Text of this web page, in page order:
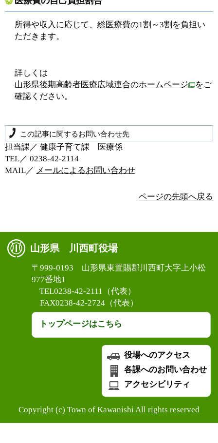
所得や収入に応じて、総医療費の1割～3割を負担い
ただきます。
詳しくは
山形県後期高齢者医療広域連合のホームページ
をご
確認ください。
この記事に関するお問い合わせ先
担当課／ 健康子育て課 医療係
TEL／ 0238‐42‐2114
MAIL／ メールによるお問い合わせ
ページの先頭へ戻る
山形県 川西町役場
〒999-0193 山形県東置賜郡川西町大字上小松
977番地1
TEL0238-42-2111（代表）
FAX0238-42-2724（代表）
トップページはこちら
役場へのアクセス
各課へのお問い合わせ
アクセシビリティ
Copyright (c) Town of Kawanishi All rights reserved